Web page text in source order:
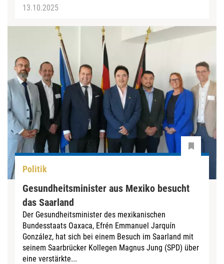
13.10.2025
Politik
Gesundheitsminister aus Mexiko besucht
das Saarland
Der Gesundheitsminister des mexikanischen
Bundesstaats Oaxaca, Efrén Emmanuel Jarquín
González, hat sich bei einem Besuch im Saarland mit
seinem Saarbrücker Kollegen Magnus Jung (SPD) über
eine verstärkte...